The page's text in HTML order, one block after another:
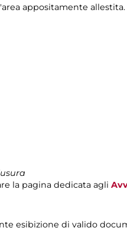
appositamente allestita.
la pagina dedicata agli
esibizione di valido